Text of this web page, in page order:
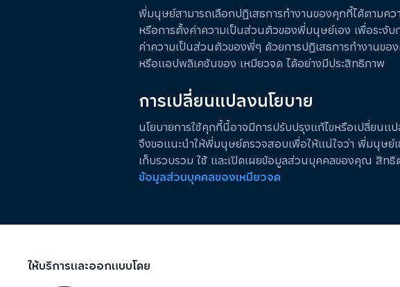
พี่มนุษย์สามารถเลือกปฏิเสธการทำงานของคุกกี้ได้ตามคว
หรือการตั้งค่าความเป็นส่วนตัวของพี่มนุษย์เอง เพื่อระงั
ค่าความเป็นส่วนตัวของพี่ๆ ด้วยการปฏิเสธการทำงานข
หรือแอปพลิเคชันของ เหมียวจด ได้อย่างมีประสิทธิภาพ
การเปลี่ยนแปลงนโยบาย
นโยบายการใช้คุกกี้นี้อาจมีการปรับปรุงแก้ไขหรือเปลี่ยนแ
จึงขอแนะนำให้พี่มนุษย์ตรวจสอบเพื่อให้แน่ใจว่า พี่มนุษย์
เก็บรวบรวม ใช้ และเปิดเผยข้อมูลส่วนบุคคลของคุณ สิท
ข้อมูลส่วนบุคคลของเหมียวจด
ให้บริการและออกแบบโดย